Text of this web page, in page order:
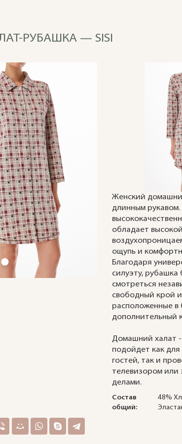
РУБАШКА — SISI
Женский
длинным рукавом.
обладает высокой
ощупь и
Благодаря
силуэту,
смотреться
свободный крой
расположенные в
дополнительный
Домашний халат
подойдет как
гостей, так и
телевизором или
делами.
Состав
общий:
48%